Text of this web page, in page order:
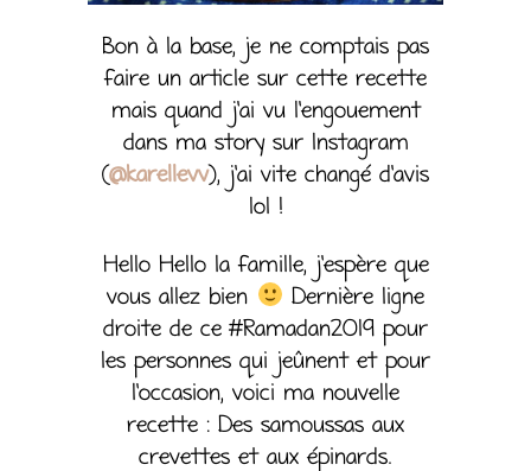
Bon à la base, je ne comptais pas
faire un article sur cette recette
mais quand j’ai vu l’engouement
dans ma story sur Instagram
(@karellevv), j’ai vite changé d’avis
lol !
Hello Hello la famille, j’espère que
vous allez bien
Dernière ligne
droite de ce #Ramadan2019 pour
les personnes qui jeûnent et pour
l’occasion, voici ma nouvelle
recette : Des samoussas aux
crevettes et aux épinards.